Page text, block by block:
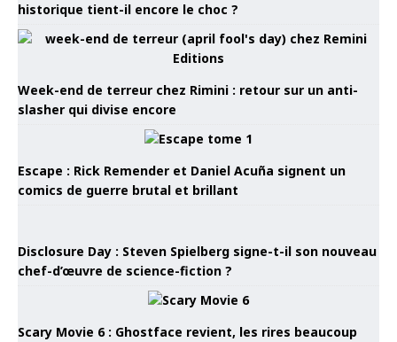
historique tient-il encore le choc ?
Week-end de terreur chez Rimini : retour sur un anti-
slasher qui divise encore
Escape : Rick Remender et Daniel Acuña signent un
comics de guerre brutal et brillant
Disclosure Day : Steven Spielberg signe-t-il son nouveau
chef-d’œuvre de science-fiction ?
Scary Movie 6 : Ghostface revient, les rires beaucoup